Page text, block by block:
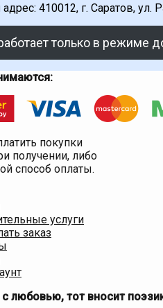
410012, г. Саратов, ул.
только в режиме
покупки
получении, либо
способ оплаты.
услуги
заказ
с любовью, тот вносит